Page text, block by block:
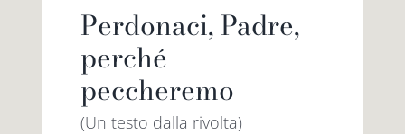
Perdonaci, Padre,
perché
peccheremo
(Un testo dalla rivolta)